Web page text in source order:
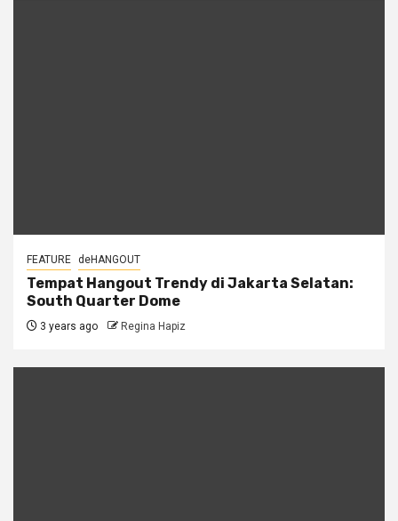
FEATURE deHANGOUT
Tempat Hangout Trendy di Jakarta Selatan:
South Quarter Dome
3 years ago Regina Hapiz